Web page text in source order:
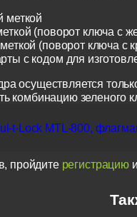
меткой
(поворот ключа с
(поворот ключа с
с кодом для
осуществляется
комбинацию зеленого
t-Lock MTL-800,
пройдите регистрацию